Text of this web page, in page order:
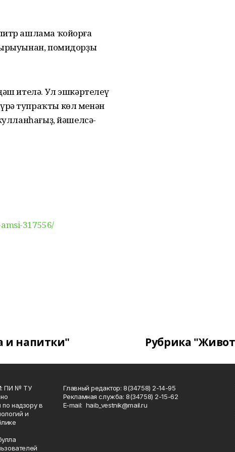
ашлама ҡойорға
помидорҙы
ителә. Ул эшкәртелеү
тупраҡты көл менән
йәшелсә-
317556/
и напитки" Рубрика
ПИ № ТУ
надзору в
и
Главный редактор: 8(34758) 2-14-95
Рекламная служба: 8(34758) 2-15-62
Е-mаil: haib_vestnik@mail.ru